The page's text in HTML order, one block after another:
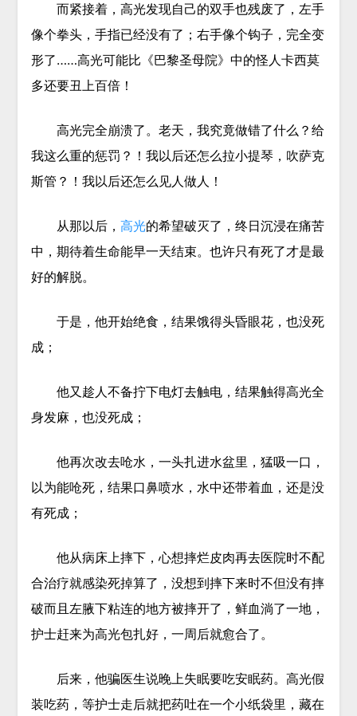
而紧接着，高光发现自己的双手也残废了，左手
像个拳头，手指已经没有了；右手像个钩子，完全变
形了……高光可能比《巴黎圣母院》中的怪人卡西莫
多还要丑上百倍！
高光完全崩溃了。老天，我究竟做错了什么？给
我这么重的惩罚？！我以后还怎么拉小提琴，吹萨克
斯管？！我以后还怎么见人做人！
从那以后， 高光的希望破灭了，终日沉浸在痛苦
中，期待着生命能早一天结束。也许只有死了才是最
好的解脱。
于是，他开始绝食，结果饿得头昏眼花，也没死
成；
他又趁人不备拧下电灯去触电，结果触得高光全
身发麻，也没死成；
他再次改去呛水，一头扎进水盆里，猛吸一口，
以为能呛死，结果口鼻喷水，水中还带着血，还是没
有死成；
他从病床上摔下，心想摔烂皮肉再去医院时不配
合治疗就感染死掉算了，没想到摔下来时不但没有摔
破而且左腋下粘连的地方被摔开了，鲜血淌了一地，
护士赶来为高光包扎好，一周后就愈合了。
后来，他骗医生说晚上失眠要吃安眠药。高光假
装吃药，等护士走后就把药吐在一个小纸袋里，藏在